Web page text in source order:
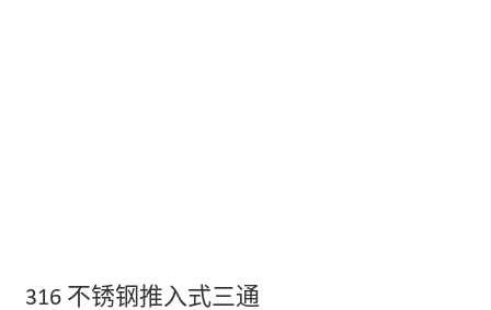
316 不锈钢推入式三通